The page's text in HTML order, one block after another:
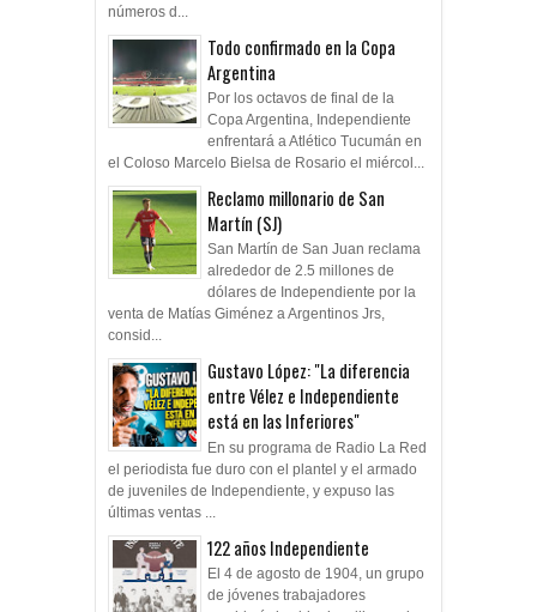
números d...
Todo confirmado en la Copa
Argentina
Por los octavos de final de la
Copa Argentina, Independiente
enfrentará a Atlético Tucumán en
el Coloso Marcelo Bielsa de Rosario el miércol...
Reclamo millonario de San
Martín (SJ)
San Martín de San Juan reclama
alrededor de 2.5 millones de
dólares de Independiente por la
venta de Matías Giménez a Argentinos Jrs,
consid...
Gustavo López: "La diferencia
entre Vélez e Independiente
está en las Inferiores"
En su programa de Radio La Red
el periodista fue duro con el plantel y el armado
de juveniles de Independiente, y expuso las
últimas ventas ...
122 años Independiente
El 4 de agosto de 1904, un grupo
de jóvenes trabajadores